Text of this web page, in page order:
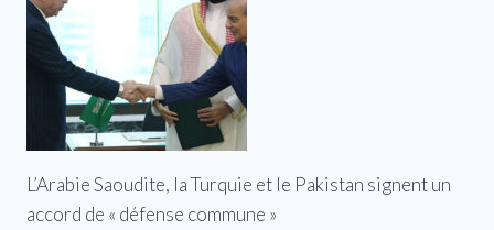
L’Arabie Saoudite, la Turquie et le Pakistan signent un
accord de « défense commune »